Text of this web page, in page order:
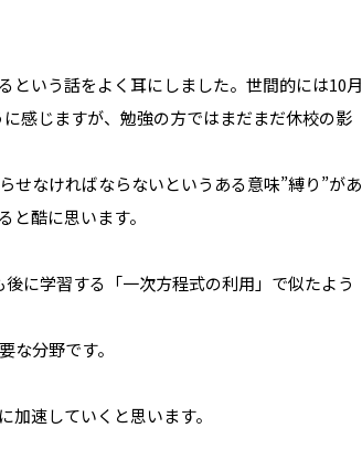
という話をよく耳にしました。世間的には10月
感じますが、勉強の方ではまだまだ休校の影
せなければならないというある意味”縛り”があ
酷に思います。
に学習する「一次方程式の利用」で似たよう
な分野です。
速していくと思います。